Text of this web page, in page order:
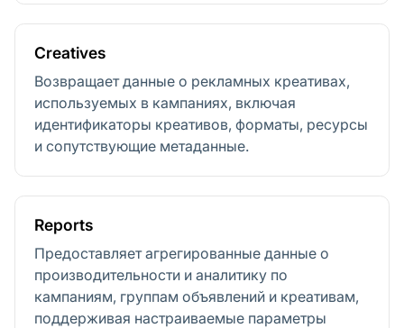
Creatives
Возвращает данные о рекламных креативах,
используемых в кампаниях, включая
идентификаторы креативов, форматы, ресурсы
и сопутствующие метаданные.
Reports
Предоставляет агрегированные данные о
производительности и аналитику по
кампаниям, группам объявлений и креативам,
поддерживая настраиваемые параметры